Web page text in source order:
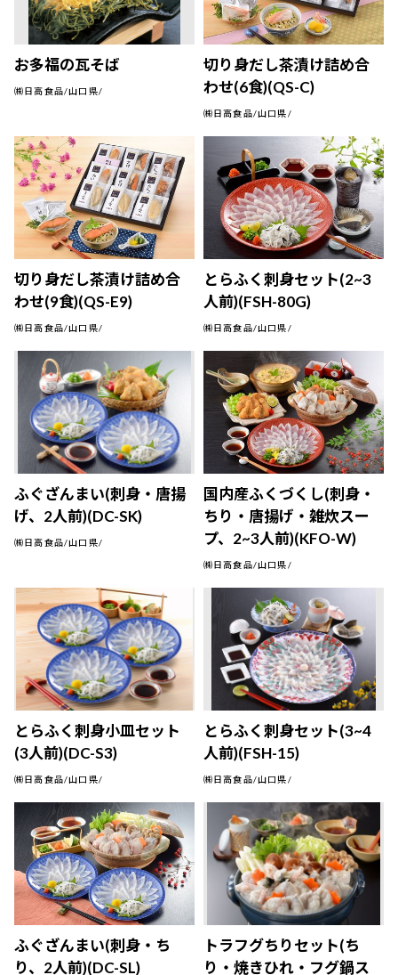
お多福の瓦そば
㈱日高食品/山口県/
切り身だし茶漬け詰め合
わせ(6食)(QS-C)
㈱日高食品/山口県/
切り身だし茶漬け詰め合
わせ(9食)(QS-E9)
㈱日高食品/山口県/
とらふく刺身セット(2~3
人前)(FSH-80G)
㈱日高食品/山口県/
ふぐざんまい(刺身・唐揚
げ、2人前)(DC-SK)
㈱日高食品/山口県/
国内産ふくづくし(刺身・
ちり・唐揚げ・雑炊スー
プ、2~3人前)(KFO-W)
㈱日高食品/山口県/
とらふく刺身小皿セット
(3人前)(DC-S3)
㈱日高食品/山口県/
とらふく刺身セット(3~4
人前)(FSH-15)
㈱日高食品/山口県/
ふぐざんまい(刺身・ち
り、2人前)(DC-SL)
トラフグちりセット(ち
り・焼きひれ・フグ鍋ス